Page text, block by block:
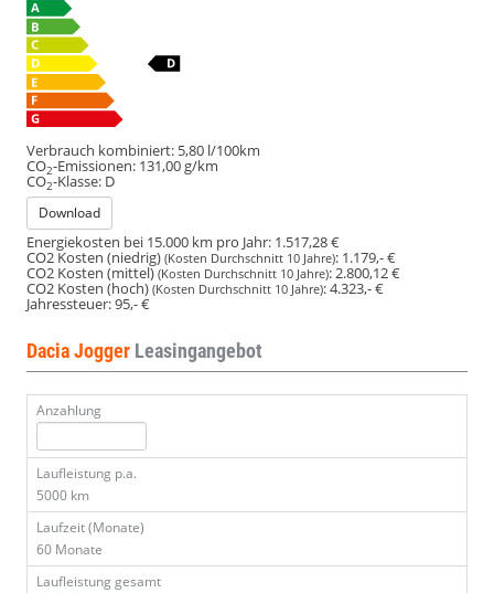
Verbrauch kombiniert: 5,80 l/100km
CO2-Emissionen: 131,00 g/km
CO2-Klasse: D
Download
Energiekosten bei 15.000 km pro Jahr: 1.517,28 €
CO2 Kosten (niedrig) (Kosten Durchschnitt 10 Jahre): 1.179,- €
CO2 Kosten (mittel)(Kosten Durchschnitt 10 Jahre):2.800,12 €
CO2 Kosten (hoch) (Kosten Durchschnitt 10 Jahre):4.323,- €
Jahressteuer:95,- €
Dacia Jogger Leasingangebot
Anzahlung
Laufleistung p.a.
5000 km
Laufzeit (Monate)
60 Monate
Laufleistung gesamt